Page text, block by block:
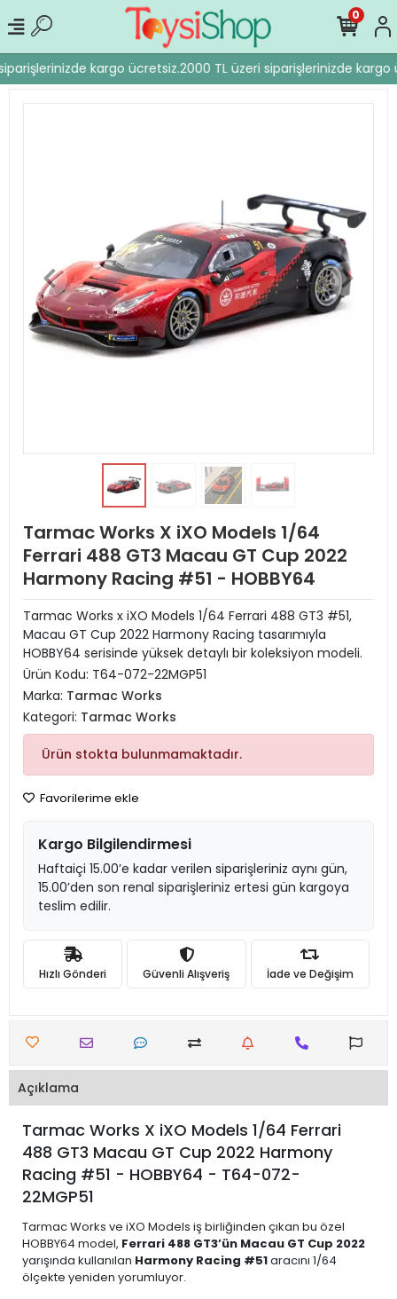
kargo ücretsiz.2000 TL üzeri siparişlerinizde kargo
0
Tarmac Works X iXO Models 1/64
Ferrari 488 GT3 Macau GT Cup 2022
Harmony Racing #51 - HOBBY64
Tarmac Works x iXO Models 1/64 Ferrari 488 GT3 #51,
Macau GT Cup 2022 Harmony Racing tasarımıyla
HOBBY64 serisinde yüksek detaylı bir koleksiyon modeli.
Ürün Kodu: T64-072-22MGP51
Marka: Tarmac Works
Kategori: Tarmac Works
Ürün stokta bulunmamaktadır.
Favorilerime ekle
Kargo Bilgilendirmesi
Haftaiçi 15.00’e kadar verilen siparişleriniz aynı gün,
15.00’den son renal siparişleriniz ertesi gün kargoya
teslim edilir.
Hızlı Gönderi Güvenli Alışveriş İade ve Değişim
Açıklama
Tarmac Works X iXO Models 1/64 Ferrari
488 GT3 Macau GT Cup 2022 Harmony
Racing #51 - HOBBY64 - T64-072-
22MGP51
Tarmac Works ve iXO Models iş birliğinden çıkan bu özel
HOBBY64 model, Ferrari 488 GT3’ün Macau GT Cup 2022
yarışında kullanılan Harmony Racing #51aracını 1/64
ölçekte yeniden yorumluyor.